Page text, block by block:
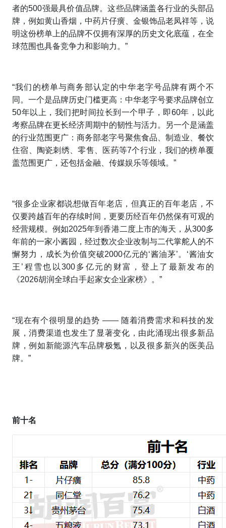
者的500强最具价值品牌。这些品牌涵盖各行业的头部品
牌，例如黄山香烟，中药片仔癀、金银饰品老凤祥等，说
明这份榜单上的品牌不仅拥有深厚的历史文化底蕴，在全
球范围也具备竞争力和影响力。”
“我们的榜单与商务部认定的中华老字号品牌有两个不
同。一个是品牌历史门槛更高：中华老字号要求品牌创立
50年以上，我们把时间拉长到一个甲子，即60年，以此
考察品牌在更长经济周期中的韧性与活力。另一个是涵盖
的行业范围更广：商务部老字号聚焦食品、制造业、餐饮
住宿、陶瓷刺绣、零售、医药等7个行业，我们的榜单覆
盖范围更广，还包括金融、传媒娱乐等领域。”
“很多企业家都说想做百年老店，但真正的百年老店，不
仅要跨越百年的存续时间，更要历经百年仍然保有可观的
经营规模。例如2025年到香港二度上市的海天，从300多
年前的一家小酱园，经过数次企业改制与二代掌舵人的不
懈努力，成长为价值突破2000亿元的‘酱油茅’。‘酱油女
王’程雪也以300多亿元的财富，登上了最新发布的
《2026胡润全球白手起家女企业家榜》。”
“现在有个很明显的趋势 —— 随着消费需求和科技的发
展，消费渠道也发生了显著变化，由此涌现出很多新品
牌，例如新能源汽车品牌极氪，以及很多新兴的医美品
牌。”
前十名